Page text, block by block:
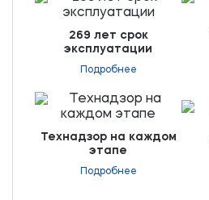
269 лет срок
эксплуатации
Подробнее
Технадзор на каждом
этапе
Подробнее